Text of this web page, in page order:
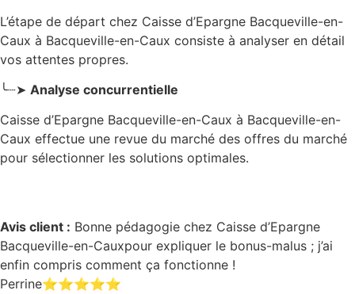
L’étape de départ chez Caisse d’Epargne Bacqueville-en-
Caux à Bacqueville-en-Caux consiste à analyser en détail
vos attentes propres.
╰┈➤ Analyse concurrentielle
Caisse d’Epargne Bacqueville-en-Caux à Bacqueville-en-
Caux effectue une revue du marché des offres du marché
pour sélectionner les solutions optimales.
Avis client : Bonne pédagogie chez Caisse d’Epargne
Bacqueville-en-Cauxpour expliquer le bonus-malus ; j’ai
enfin compris comment ça fonctionne !
Perrine⭐⭐⭐⭐⭐